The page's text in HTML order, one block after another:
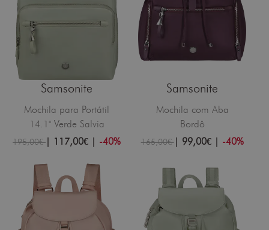
Samsonite
Mochila para Portátil
14.1" Verde Salvia
195,00€| 117,00€ | -40%
Samsonite
Mochila com Aba
Bordô
165,00€| 99,00€| -40%